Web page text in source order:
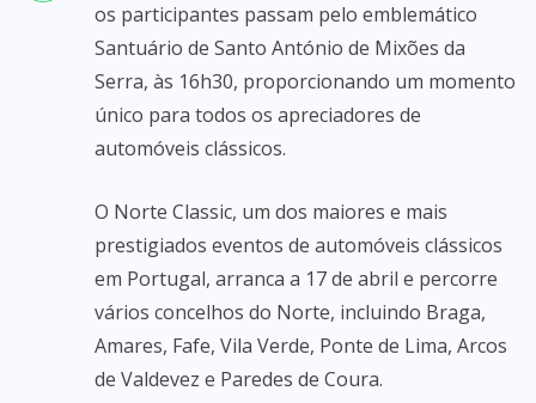
os participantes passam pelo emblemático
Santuário de Santo António de Mixões da
Serra, às 16h30, proporcionando um momento
único para todos os apreciadores de
automóveis clássicos.
O Norte Classic, um dos maiores e mais
prestigiados eventos de automóveis clássicos
em Portugal, arranca a 17 de abril e percorre
vários concelhos do Norte, incluindo Braga,
Amares, Fafe, Vila Verde, Ponte de Lima, Arcos
de Valdevez e Paredes de Coura.